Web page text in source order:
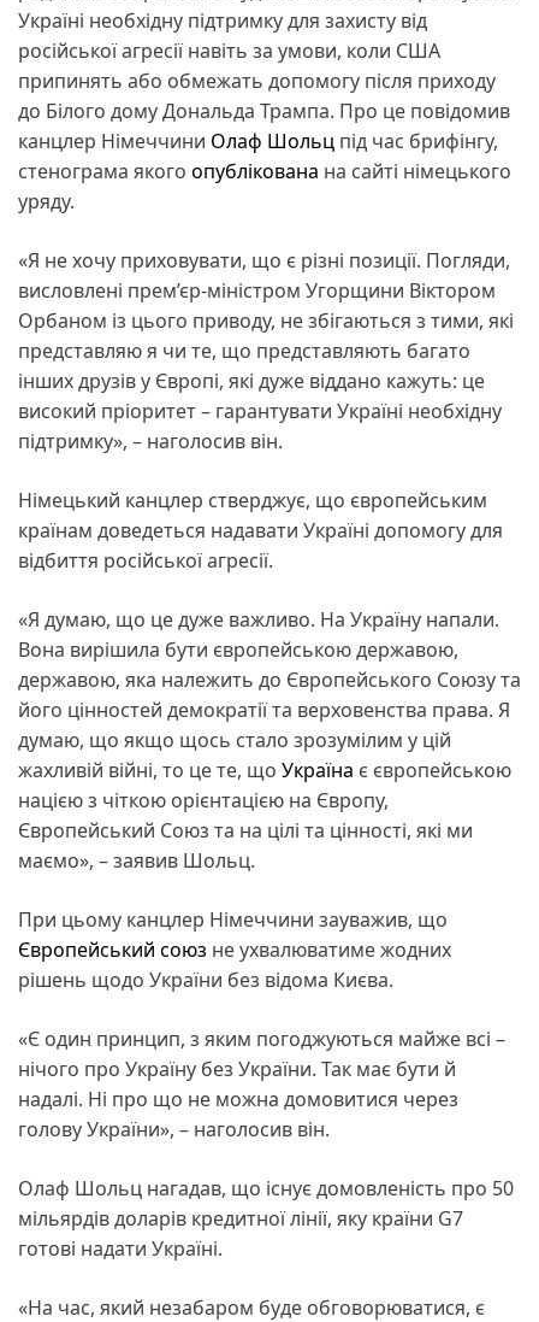
Україні необхідну підтримку для захисту від
російської агресії навіть за умови, коли США
припинять або обмежать допомогу після приходу
до Білого дому Дональда Трампа. Про це повідомив
канцлер Німеччини Олаф Шольц під час брифінгу,
стенограма якого опублікована на сайті німецького
уряду.
«Я не хочу приховувати, що є різні позиції. Погляди,
висловлені прем’єр-міністром Угорщини Віктором
Орбаном із цього приводу, не збігаються з тими, які
представляю я чи те, що представляють багато
інших друзів у Європі, які дуже віддано кажуть: це
високий пріоритет – гарантувати Україні необхідну
підтримку», – наголосив він.
Німецький канцлер стверджує, що європейським
країнам доведеться надавати Україні допомогу для
відбиття російської агресії.
«Я думаю, що це дуже важливо. На Україну напали.
Вона вирішила бути європейською державою,
державою, яка належить до Європейського Союзу та
його цінностей демократії та верховенства права. Я
думаю, що якщо щось стало зрозумілим у цій
жахливій війні, то це те, що Україна є європейською
нацією з чіткою орієнтацією на Європу,
Європейський Союз та на цілі та цінності, які ми
маємо», – заявив Шольц.
При цьому канцлер Німеччини зауважив, що
Європейський союз не ухвалюватиме жодних
рішень щодо України без відома Києва.
«Є один принцип, з яким погоджуються майже всі –
нічого про Україну без України. Так має бути й
надалі. Ні про що не можна домовитися через
голову України», – наголосив він.
Олаф Шольц нагадав, що існує домовленість про 50
мільярдів доларів кредитної лінії, яку країни G7
готові надати Україні.
«На час, який незабаром буде обговорюватися, є